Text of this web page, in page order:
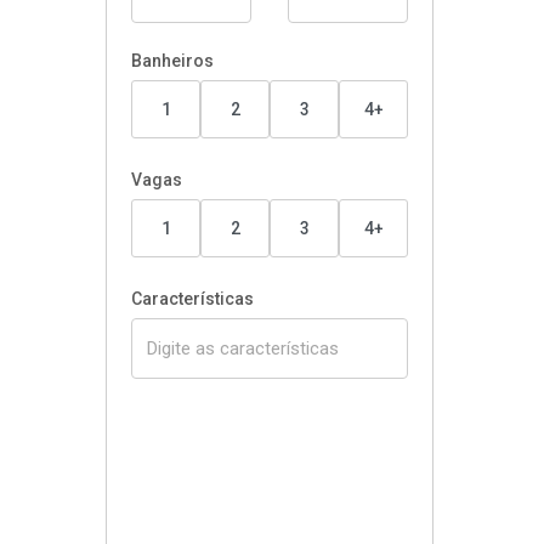
Banheiros
1 2 3 4+
Vagas
1 2 3 4+
Características